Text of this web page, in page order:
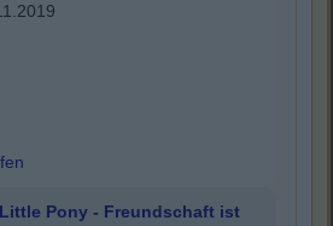
Pony - Freundschaft ist